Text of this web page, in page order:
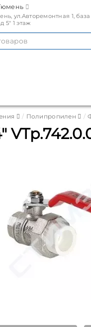
ул.Авторемонтная 1, база
5" 1 этаж
Полипропилен